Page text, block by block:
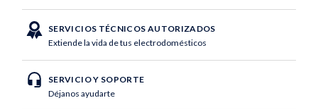
SERVICIOS TÉCNICOS AUTORIZADOS
Extiende la vida de tus electrodomésticos
SERVICIO Y SOPORTE
Déjanos ayudarte